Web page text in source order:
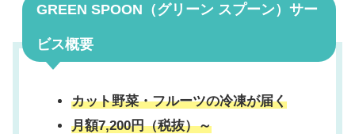
GREEN SPOON（グリーン スプーン）サー
ビス概要
カット野菜・フルーツの冷凍が届く
月額7,200円（税抜）～